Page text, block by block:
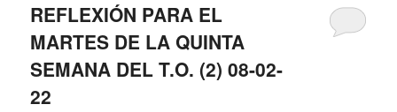
REFLEXIÓN PARA EL
MARTES DE LA QUINTA
SEMANA DEL T.O. (2) 08-02-
22